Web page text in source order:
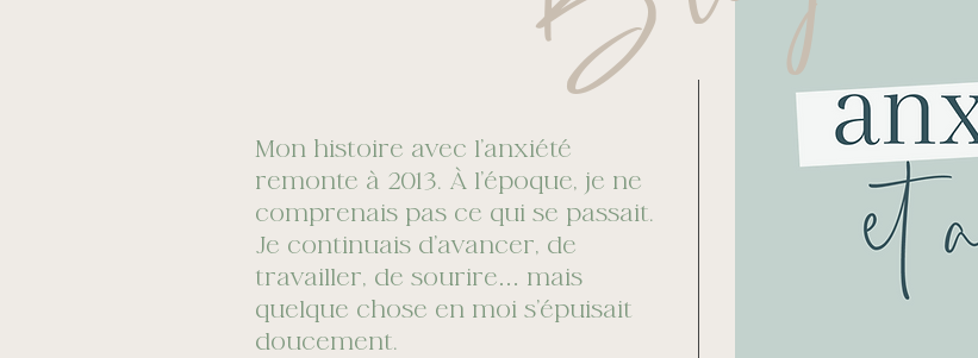
Mon histoire avec l’anxiété
remonte à 2013. À l’époque, je ne
comprenais pas ce qui se passait.
Je continuais d’avancer, de
travailler, de sourire… mais
quelque chose en moi s’épuisait
doucement.